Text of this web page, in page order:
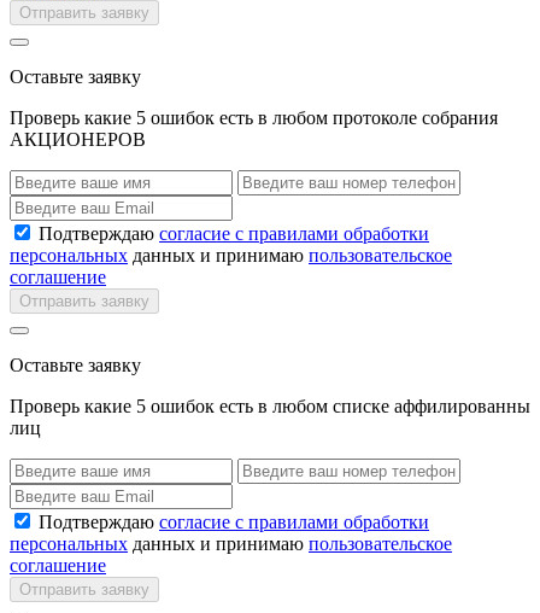
Отправить заявку
Оставьте заявку
Проверь какие 5 ошибок есть в любом протоколе собрания
АКЦИОНЕРОВ
Подтверждаю согласие с правилами обработки
персональных данных и принимаю пользовательское
соглашение
Отправить заявку
Оставьте заявку
Проверь какие 5 ошибок есть в любом списке аффилированны
лиц
Подтверждаю согласие с правилами обработки
персональных данных и принимаю пользовательское
соглашение
Отправить заявку